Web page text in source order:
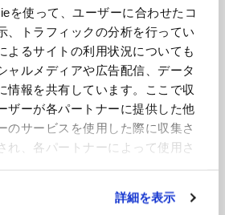
を使って、ユーザーに合わせたコ
、トラフィックの分析を行ってい
よるサイトの利用状況についても
ャルメディアや広告配信、データ
情報を共有しています。ここで収
ザーが各パートナーに提供した他
のサービスを使用した際に収集さ
れ、各パートナーによって使用さ
詳細を表示
金格差の報告: 5年後
ビザカテゴリー「グローバル・
・ルート」
ナ紛争における雇用問題